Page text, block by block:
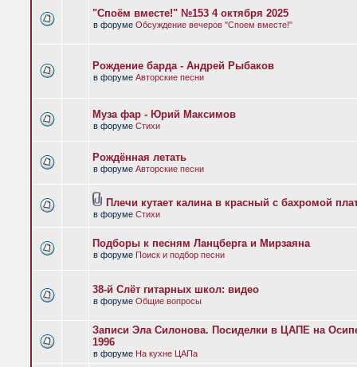
"Споём вместе!" №153 4 октября 2025
в форуме Обсуждение вечеров "Споем вместе!"
Рождение барда - Андрей Рыбаков
в форуме Авторские песни
Муза фар - Юрий Максимов
в форуме Стихи
Рождённая летать
в форуме Авторские песни
Плечи кутает калина в красный с бахромой
в форуме Стихи
Подборы к песням Ланцберга и Мирзаяна
в форуме Поиск и подбор песни
38-й Слёт гитарных школ: видео
в форуме Общие вопросы
Записи Эла Силонова. Посиделки в ЦАПЕ на
1996
в форуме На кухне ЦАПа